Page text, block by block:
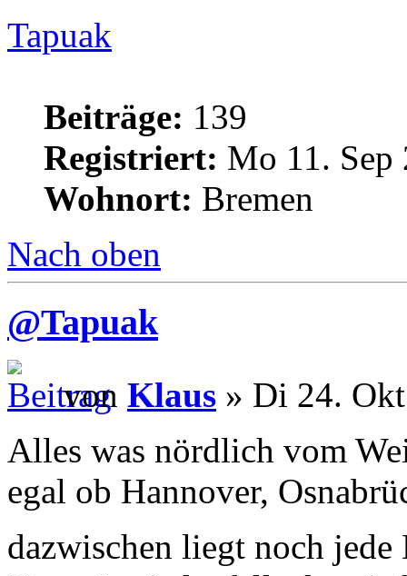
Tapuak
Beiträge: 139
Registriert: Mo 11. Sep
Wohnort: Bremen
Nach oben
@Tapuak
von Klaus » Di 24.
Alles was nördlich vom
egal ob Hannover,
dazwischen liegt noch